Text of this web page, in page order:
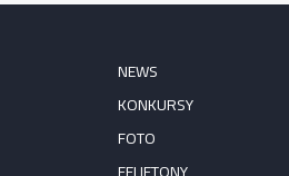
NEWS
KONKURSY
FOTO